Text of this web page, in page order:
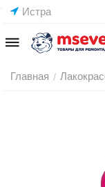
Истра
Главная /